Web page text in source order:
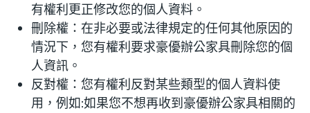
有權利更正修改您的個人資料。
刪除權：在非必要或法律規定的任何其他原因的
情況下，您有權利要求豪優辦公家具刪除您的個
人資訊。
反對權：您有權利反對某些類型的個人資料使
用，例如:如果您不想再收到豪優辦公家具相關的